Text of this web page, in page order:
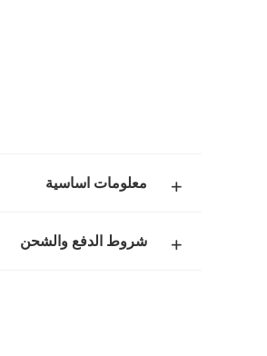
معلومات اساسية
شروط الدفع والشحن